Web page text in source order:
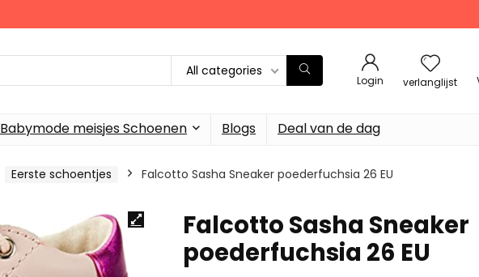
All categories
Login verlanglijst
Babymode meisjes Schoenen Blogs Deal van de dag
Eerste schoentjes Falcotto Sasha Sneaker poederfuchsia 26 EU
Falcotto Sasha Sneaker
poederfuchsia 26 EU